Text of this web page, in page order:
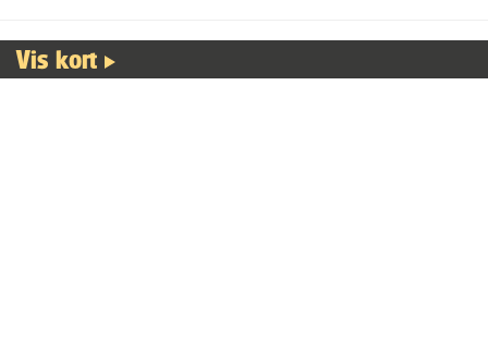
Vis kort